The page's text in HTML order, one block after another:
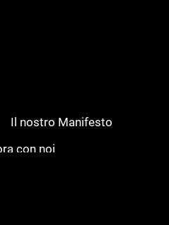
Il nostro Manifesto
con noi